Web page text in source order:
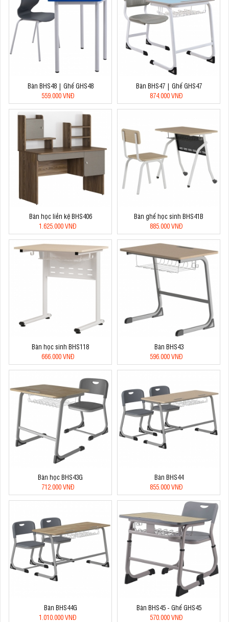
Bàn BHS48 | Ghế GHS48
559.000 VNĐ
Bàn BHS47 | Ghế GHS47
874.000 VNĐ
Bàn học liền kệ BHS406
1.625.000 VNĐ
Bàn ghế học sinh BHS41B
885.000 VNĐ
Bàn học sinh BHS118
666.000 VNĐ
Bàn BHS43
596.000 VNĐ
Bàn học BHS43G
712.000 VNĐ
Bàn BHS44
855.000 VNĐ
Bàn BHS44G
1.010.000 VNĐ
Bàn BHS45 - Ghế GHS45
570.000 VNĐ